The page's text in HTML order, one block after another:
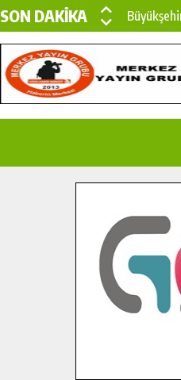
SON DAKİKA
Çin’den
İlçe
Bertiz’in